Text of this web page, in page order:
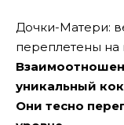
Дочки-Матери:
переплетены на
уникальный
Они тесно